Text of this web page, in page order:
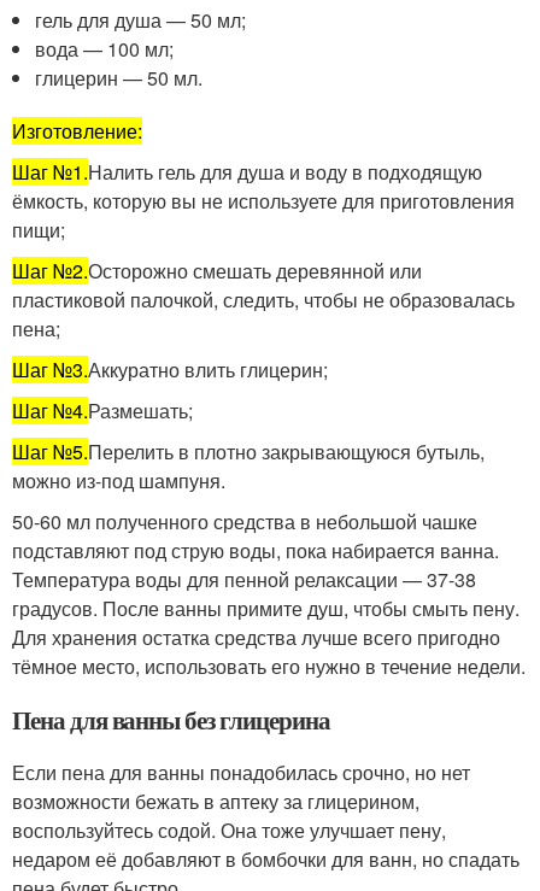
гель для душа — 50 мл;
вода — 100 мл;
глицерин — 50 мл.
Изготовление:
Шаг №1.Налить гель для душа и воду в подходящую
ёмкость, которую вы не используете для приготовления
пищи;
Шаг №2.Осторожно смешать деревянной или
пластиковой палочкой, следить, чтобы не образовалась
пена;
Шаг №3.Аккуратно влить глицерин;
Шаг №4.Размешать;
Шаг №5.Перелить в плотно закрывающуюся бутыль,
можно из-под шампуня.
50-60 мл полученного средства в небольшой чашке
подставляют под струю воды, пока набирается ванна.
Температура воды для пенной релаксации — 37-38
градусов. После ванны примите душ, чтобы смыть пену.
Для хранения остатка средства лучше всего пригодно
тёмное место, использовать его нужно в течение недели.
Пена для ванны без глицерина
Если пена для ванны понадобилась срочно, но нет
возможности бежать в аптеку за глицерином,
воспользуйтесь содой. Она тоже улучшает пену,
недаром её добавляют в бомбочки для ванн, но спадать